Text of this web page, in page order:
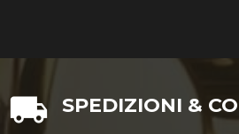
SPEDIZIONI &